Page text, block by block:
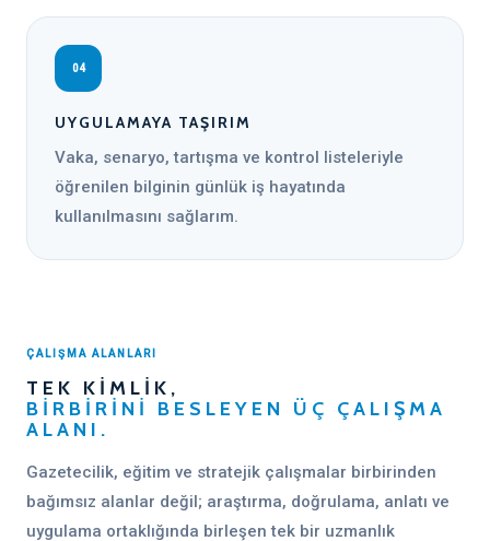
04
UYGULAMAYA TAŞIRIM
Vaka, senaryo, tartışma ve kontrol listeleriyle
öğrenilen bilginin günlük iş hayatında
kullanılmasını sağlarım.
ÇALIŞMA ALANLARI
TEK KIMLIK,
BIRBIRINI BESLEYEN ÜÇ ÇALIŞMA
ALANI.
Gazetecilik, eğitim ve stratejik çalışmalar birbirinden
bağımsız alanlar değil; araştırma, doğrulama, anlatı ve
uygulama ortaklığında birleşen tek bir uzmanlık